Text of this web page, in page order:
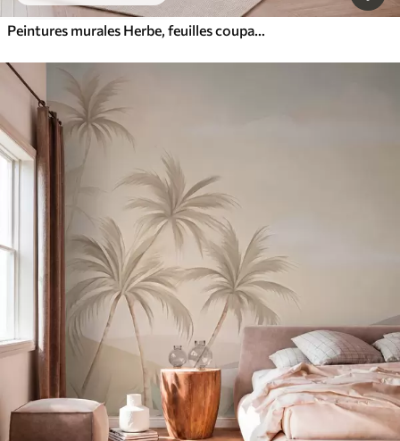
Peintures murales Herbe, feuilles coupantes